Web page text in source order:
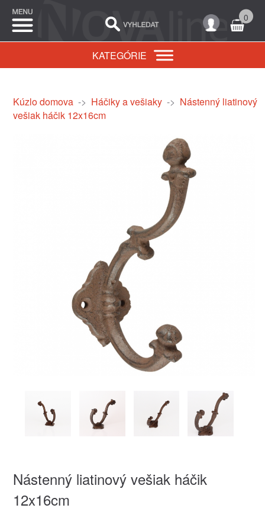
0
KATEGÓRIE
Kúzlo domova-> Háčiky a vešiaky-> Nástenný liatinový
vešiak háčik 12x16cm
Nástenný liatinový vešiak háčik
12x16cm